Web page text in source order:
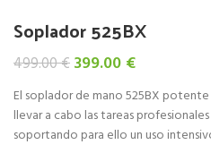
Soplador 525BX
499.00€El
original
era:
499.00 €.
399.00 €El
actual
es:
399.00 €.
El soplador de mano 525BX
llevar a cabo las tareas
soportando para ello un uso